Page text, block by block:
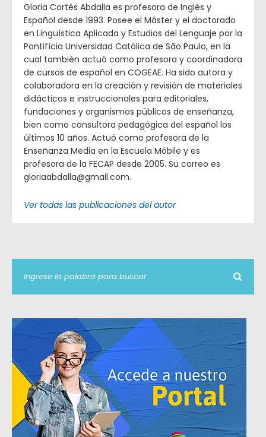
Gloria Cortés Abdalla es profesora de Inglés y
Español desde 1993. Posee el Máster y el doctorado
en Linguística Aplicada y Estudios del Lenguaje por la
Pontifícia Universidad Católica de São Paulo, en la
cual también actuó como profesora y coordinadora
de cursos de español en COGEAE. Ha sido autora y
colaboradora en la creación y revisión de materiales
didácticos e instruccionales para editoriales,
fundaciones y organismos públicos de enseñanza,
bien como consultora pedagógica del español los
últimos 10 años. Actuó como profesora de la
Enseñanza Media en la Escuela Móbile y es
profesora de la FECAP desde 2005. Su correo es
gloriaabdalla@gmail.com.
Ver todas las publicaciones del autor